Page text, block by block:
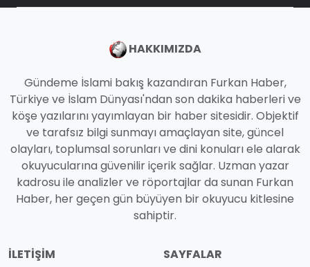
HAKKIMIZDA
Gündeme İslami bakış kazandıran Furkan Haber,
Türkiye ve İslam Dünyası'ndan son dakika haberleri ve
köşe yazılarını yayımlayan bir haber sitesidir. Objektif
ve tarafsız bilgi sunmayı amaçlayan site, güncel
olayları, toplumsal sorunları ve dini konuları ele alarak
okuyucularına güvenilir içerik sağlar. Uzman yazar
kadrosu ile analizler ve röportajlar da sunan Furkan
Haber, her geçen gün büyüyen bir okuyucu kitlesine
sahiptir.
İLETIŞIM
SAYFALAR